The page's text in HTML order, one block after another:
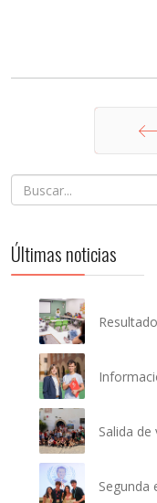
Últimas noticias
Salida de
Segunda